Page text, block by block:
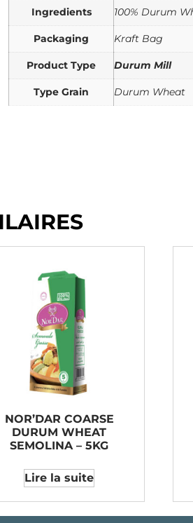
Ingredients 100% Durum
Packaging Kraft Bag
Product Type Durum Mill
Type Grain Durum Wheat
NOR’DAR COARSE
DURUM WHEAT
SEMOLINA – 5KG
Lire la suite